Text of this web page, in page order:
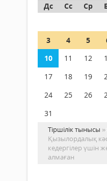
Дс
Сс Ср
3
4 5
10
11 12
17
18 19
24
25 26
31
Тіршілік тынысы »
Қызылордалық
кедергілер үшін
алмаған